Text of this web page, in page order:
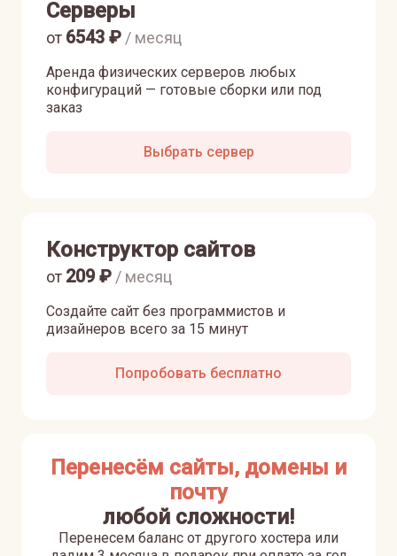
Серверы
Аренда физических серверов любых
конфигураций — готовые сборки или под
заказ
от 6543 ₽ / месяц
Выбрать сервер
Конструктор сайтов
Создайте сайт без программистов и
дизайнеров всего за 15 минут
от 209₽ / месяц
Попробовать бесплатно
Перенесём сайты, домены и
почту
любой сложности!
Перенесем баланс от другого хостера или